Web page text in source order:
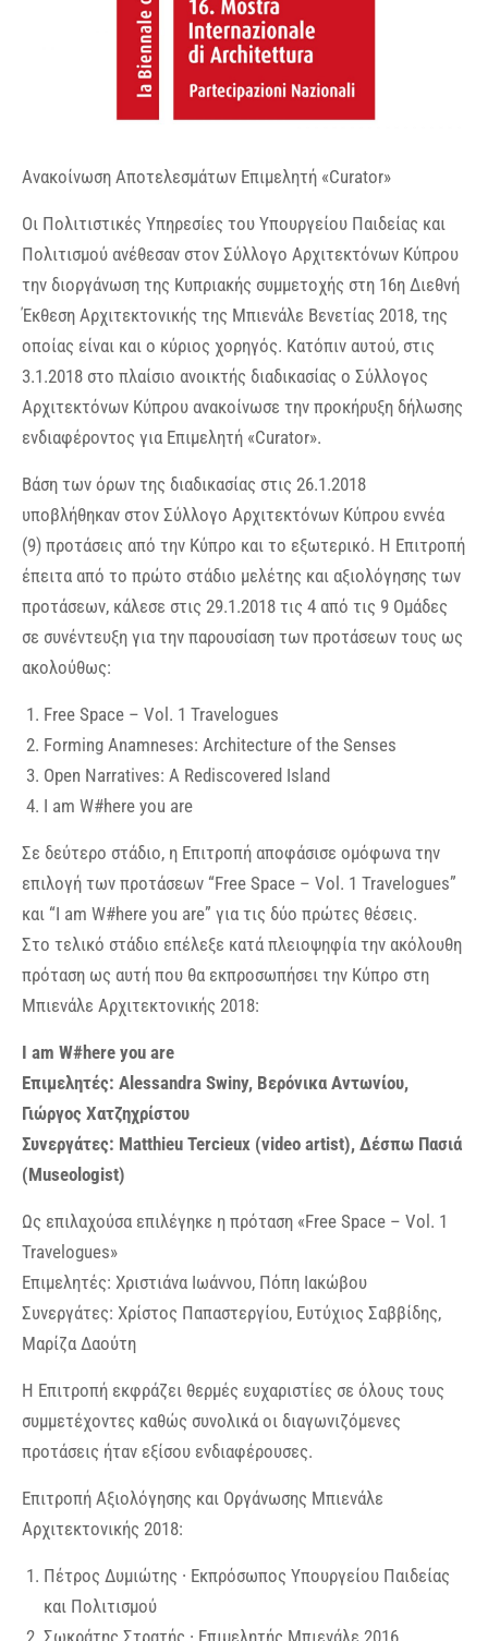
Ανακοίνωση Aποτελεσμάτων Επιμελητή «Curator»
Οι Πολιτιστικές Υπηρεσίες του Υπουργείου Παιδείας και
Πολιτισμού ανέθεσαν στον Σύλλογο Αρχιτεκτόνων Κύπρου
την διοργάνωση της Κυπριακής συμμετοχής στη 16η Διεθνή
Έκθεση Αρχιτεκτονικής της Μπιενάλε Βενετίας 2018, της
οποίας είναι και ο κύριος χορηγός. Κατόπιν αυτού, στις
3.1.2018 στο πλαίσιο ανοικτής διαδικασίας ο Σύλλογος
Αρχιτεκτόνων Κύπρου ανακοίνωσε την προκήρυξη δήλωσης
ενδιαφέροντος για Επιμελητή «Curator».
Βάση των όρων της διαδικασίας στις 26.1.2018
υποβλήθηκαν στον Σύλλογο Αρχιτεκτόνων Κύπρου εννέα
(9) προτάσεις από την Κύπρο και το εξωτερικό. Η Επιτροπή
έπειτα από το πρώτο στάδιο μελέτης και αξιολόγησης των
προτάσεων, κάλεσε στις 29.1.2018 τις 4 από τις 9 Ομάδες
σε συνέντευξη για την παρουσίαση των προτάσεων τους ως
ακολούθως:
Free Space – Vol. 1 Travelogues
Forming Anamneses: Architecture of the Senses
Open Narratives: A Rediscovered Island
I am W#here you are
Σε δεύτερο στάδιο, η Επιτροπή αποφάσισε ομόφωνα την
επιλογή των προτάσεων “Free Space – Vol. 1 Travelogues”
και “I am W#here you are” για τις δύο πρώτες θέσεις.
Στο τελικό στάδιο επέλεξε κατά πλειοψηφία την ακόλουθη
πρόταση ως αυτή που θα εκπροσωπήσει την Κύπρο στη
Μπιενάλε Αρχιτεκτονικής 2018:
I am W#here you are
Επιμελητές: Alessandra Swiny, Βερόνικα Αντωνίου,
Γιώργος Χατζηχρίστου
Συνεργάτες: Matthieu Tercieux (video artist), Δέσπω Πασιά
(Museologist)
Ως επιλαχούσα επιλέγηκε η πρόταση «Free Space – Vol. 1
Travelogues»
Επιμελητές: Χριστιάνα Ιωάννου, Πόπη Ιακώβου
Συνεργάτες: Χρίστος Παπαστεργίου, Ευτύχιος Σαββίδης,
Μαρίζα Δαούτη
Η Επιτροπή εκφράζει θερμές ευχαριστίες σε όλους τους
συμμετέχοντες καθώς συνολικά οι διαγωνιζόμενες
προτάσεις ήταν εξίσου ενδιαφέρουσες.
Επιτροπή Αξιολόγησης και Οργάνωσης Μπιενάλε
Αρχιτεκτονικής 2018:
Πέτρος Δυμιώτης ∙ Εκπρόσωπος Υπουργείου Παιδείας
και Πολιτισμού
Σωκράτης Στρατής ∙ Επιμελητής Μπιενάλε 2016